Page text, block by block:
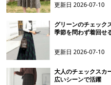
更新日2026-07-10
グリーンのチェック
季節を問わず着回せ
更新日2026-07-10
大人のチェックスカ
広いシーンで活躍